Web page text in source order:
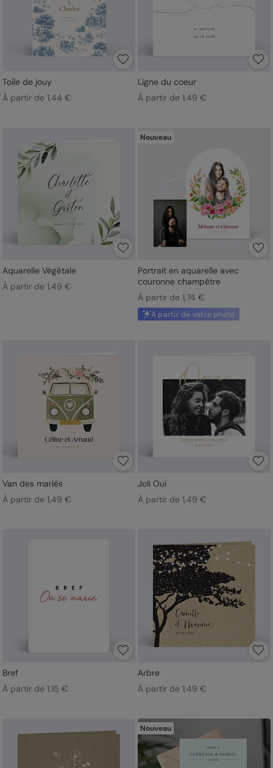
Toile de jouy
À partir de 1,44 €
Ligne du coeur
À partir de 1,49 €
Aquarelle Végétale
À partir de 1,49 €
Nouveau
Portrait en aquarelle avec
couronne champêtre
À partir de 1,74 €
À partir de votre photo
Van des mariés
À partir de 1,49 €
Joli Oui
À partir de 1,49 €
Bref
À partir de 1,15 €
Arbre
À partir de 1,49 €
Nouveau